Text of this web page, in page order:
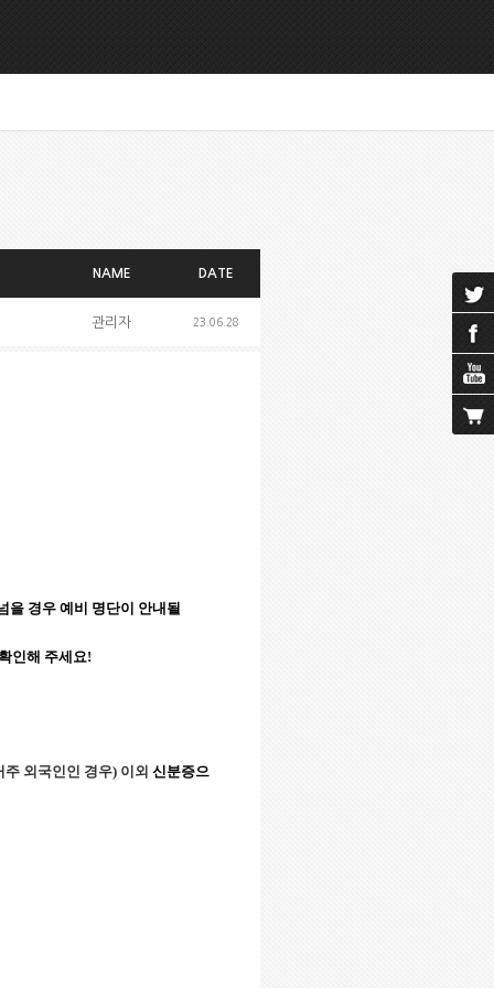
NAME DATE
관리자 23.06.28
을 경우 예비 명단이 안내될
인해 주세요!
주 외국인인 경우) 이외 신분증으